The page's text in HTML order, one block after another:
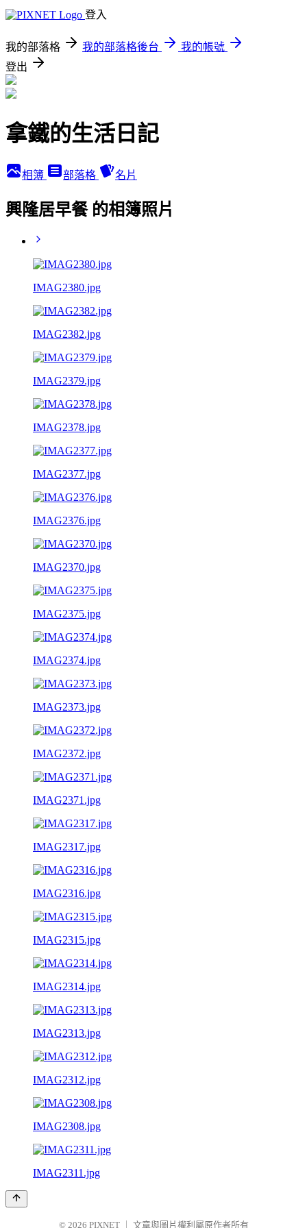
登入
我的部落格 我的部落格後台
我的帳號
登出
拿鐵的生活日記
相簿 部落格 名片
興隆居早餐 的相簿照片
IMAG2380.jpg
IMAG2382.jpg
IMAG2379.jpg
IMAG2378.jpg
IMAG2377.jpg
IMAG2376.jpg
IMAG2370.jpg
IMAG2375.jpg
IMAG2374.jpg
IMAG2373.jpg
IMAG2372.jpg
IMAG2371.jpg
IMAG2317.jpg
IMAG2316.jpg
IMAG2315.jpg
IMAG2314.jpg
IMAG2313.jpg
IMAG2312.jpg
IMAG2308.jpg
IMAG2311.jpg
© 2026 PIXNET 文章與圖片權利屬原作者所有